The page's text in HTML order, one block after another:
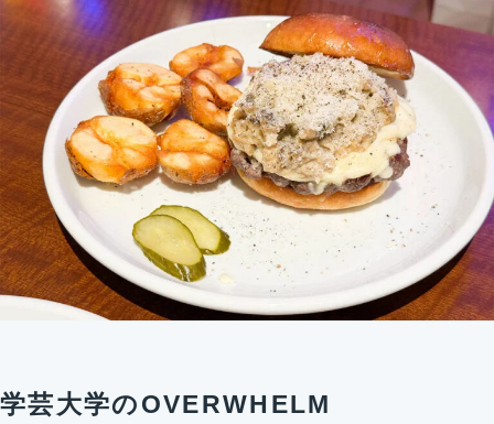
学芸大学のOVERWHELM